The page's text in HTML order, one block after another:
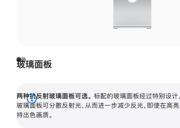
玻璃面板
两种抗反射玻璃面板可选。 标配的玻璃面板经过特别设计
玻璃面板可分散反射光，从而进一步减少反光，即使在高
持出色画质。
展
开